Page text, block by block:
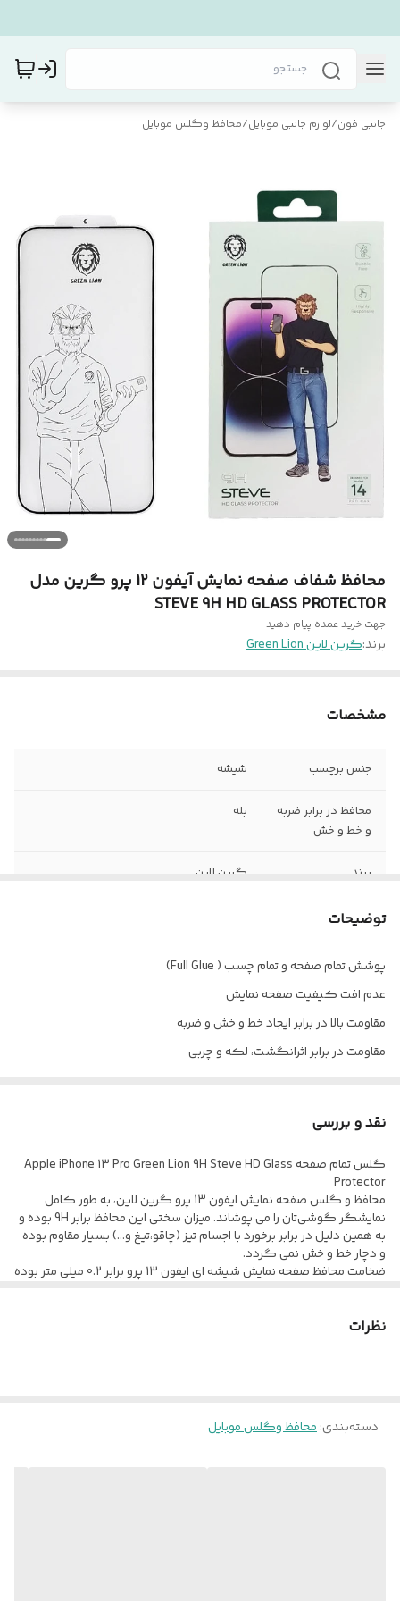
جانبی فون/لوازم جانبی موبایل/محافظ و‌گلس موبایل
محافظ شفاف صفحه نمایش آیفون 12 پرو گرین مدل
STEVE 9H HD GLASS PROTECTOR
جهت خرید عمده پیام دهید
برند:گرین لاین Green Lion
مشخصات
جنس برچسب شیشه
محافظ در برابر ضربه
و خط و خش
بله
برند گرین لاین
قابلیت نصب آسان
توضیحات
پوشش تمام صفحه و تمام چسب ( Full Glue)
عدم افت کیفیت صفحه نمایش
مقاومت بالا در برابر ایجاد خط و خش و ضربه
مقاومت در برابر اثرانگشت، لکه و چربی
نقد و بررسی
گلس تمام صفحه Apple iPhone 13 Pro Green Lion 9H Steve HD Glass
Protector
محافظ و گلس صفحه نمایش ایفون 13 پرو گرین لاین، به طور کامل
نمایشگر گوشی‌تان را می پوشاند. میزان سختی این محافظ برابر 9H بوده و
به همین دلیل در برابر برخورد با اجسام تیز (چاقو،تیغ و…) بسیار مقاوم بوده
و دچار خط و خش نمی گردد.
ضخامت محافظ صفحه نمایش شیشه ای ایفون 13 پرو برابر 0.2 میلی متر بوده
بدون حباب نیز از نقاط مثبت این محافظ می باشد چراکه کافیست تنها
نظرات
دسته‌بندی:محافظ و‌گلس موبایل